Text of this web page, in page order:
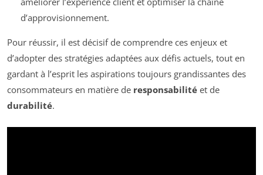
d’approvisionnement.
Pour réussir, il est décisif de comprendre ces enjeux et
d’adopter des stratégies adaptées aux défis actuels, tout en
gardant à l’esprit les aspirations toujours grandissantes des
consommateurs en matière de responsabilité et de
durabilité.